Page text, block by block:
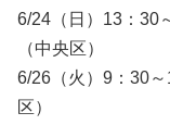
6/24（日）13：30
（中央区）
6/26（火）9：30
区）